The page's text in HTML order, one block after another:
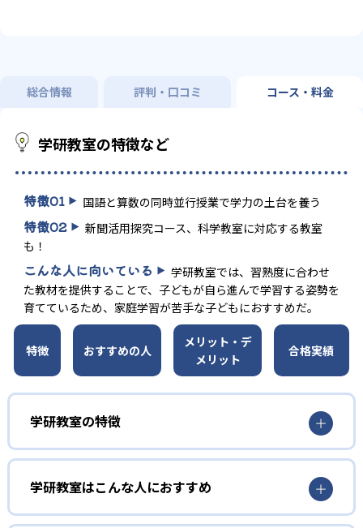
総合情報 評判・口コミ コース・料金
学研教室の特徴など
特徴01 国語と算数の同時並行授業で学力の土台を養う
特徴02
新聞活用探究コース、科学教室に対応する教室
も！
こんな人に向いている
学研教室では、習熟度に合わせ
た教材を提供することで、子どもが自ら進んで学習する姿勢を
育てているため、家庭学習が苦手な子どもにおすすめだ。
特徴 おすすめの人
メリット・デ
メリット
合格実績
学研教室の特徴
01
3歳から高校生まで「無学年方式」で個別指導
学研教室は、0･1･2歳から高校生までを対象として個別指導
学研教室はこんな人におすすめ
勉強全体の底力を上げたい人向け